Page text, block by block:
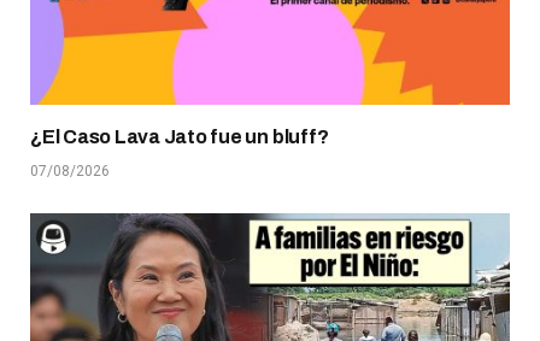
¿El Caso Lava Jato fue un bluff?
07/08/2026